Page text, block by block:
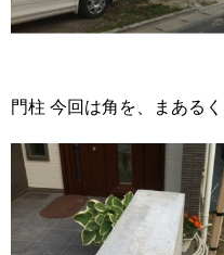
門柱 今回は角を、まあるく